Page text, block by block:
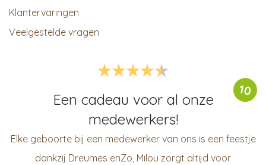
Klantervaringen
Veelgestelde vragen
10
Een cadeau voor al onze
medewerkers!
Elke geboorte bij een medewerker van ons is een feestje
dankzij Dreumes enZo, Milou zorgt altijd voor